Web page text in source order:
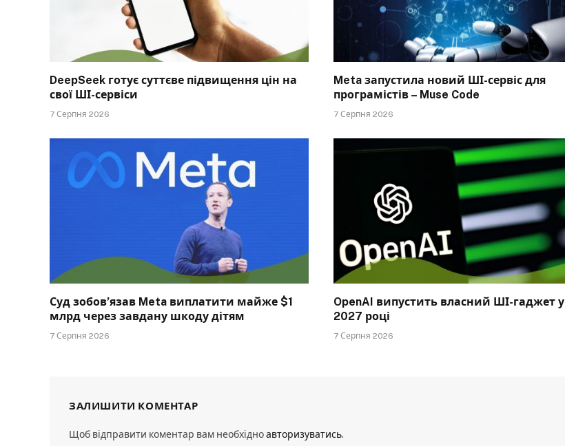
DeepSeek готує суттєве підвищення цін на
свої ШІ-сервіси
7 Серпня 2026
Meta запустила новий ШІ-сервіс для
програмістів – Muse Code
7 Серпня 2026
Суд зобов’язав Meta виплатити майже $1
млрд через завдану шкоду дітям
7 Серпня 2026
OpenAI випустить власний ШІ-гаджет у
2027 році
7 Серпня 2026
ЗАЛИШИТИ КОМЕНТАР
Щоб відправити коментар вам необхідноавторизуватись.